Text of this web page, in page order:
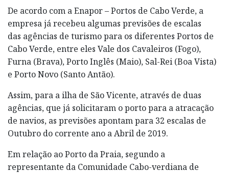
De acordo com a Enapor – Portos de Cabo Verde, a
empresa já recebeu algumas previsões de escalas
das agências de turismo para os diferentes Portos de
Cabo Verde, entre eles Vale dos Cavaleiros (Fogo),
Furna (Brava), Porto Inglês (Maio), Sal-Rei (Boa Vista)
e Porto Novo (Santo Antão).
Assim, para a ilha de São Vicente, através de duas
agências, que já solicitaram o porto para a atracação
de navios, as previsões apontam para 32 escalas de
Outubro do corrente ano a Abril de 2019.
Em relação ao Porto da Praia, segundo a
representante da Comunidade Cabo-verdiana de